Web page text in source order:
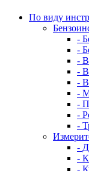
По виду
-
-
-
-
-
-
-
-
-
-
-
-